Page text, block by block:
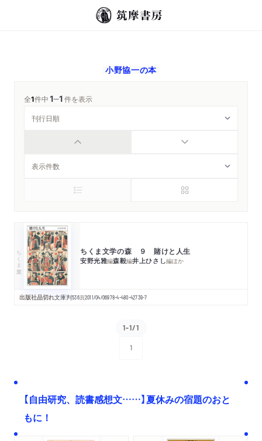
小野協一の本
全1件中1─1件を表示
ちくま文庫 ちくま文学の森 ９ 賭けと人生
安野光雅編森毅編井上ひさし編ほか
出版社品切れ文庫判536頁2011/04/06978-4-480-42739-7
1-1/1
1
【自由研究、読書感想文……】夏休みの宿題のおと
もに！